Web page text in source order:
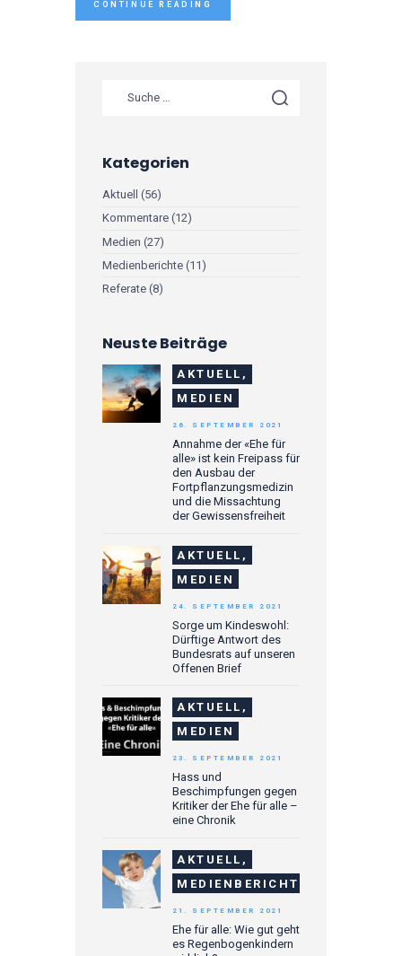
CONTINUE READING
Kategorien
Aktuell (56)
Kommentare (12)
Medien (27)
Medienberichte (11)
Referate (8)
Neuste Beiträge
AKTUELL,
MEDIEN
Annahme der «Ehe für
alle» ist kein Freipass für
den Ausbau der
Fortpflanzungsmedizin
und die Missachtung
der Gewissensfreiheit
26. SEPTEMBER 2021
AKTUELL,
MEDIEN
Sorge um Kindeswohl:
Dürftige Antwort des
Bundesrats auf unseren
Offenen Brief
24. SEPTEMBER 2021
AKTUELL,
MEDIEN
Hass und
Beschimpfungen gegen
Kritiker der Ehe für alle –
eine Chronik
23. SEPTEMBER 2021
AKTUELL,
MEDIENBERICHTE
Ehe für alle: Wie gut geht
es Regenbogenkindern
21. SEPTEMBER 2021